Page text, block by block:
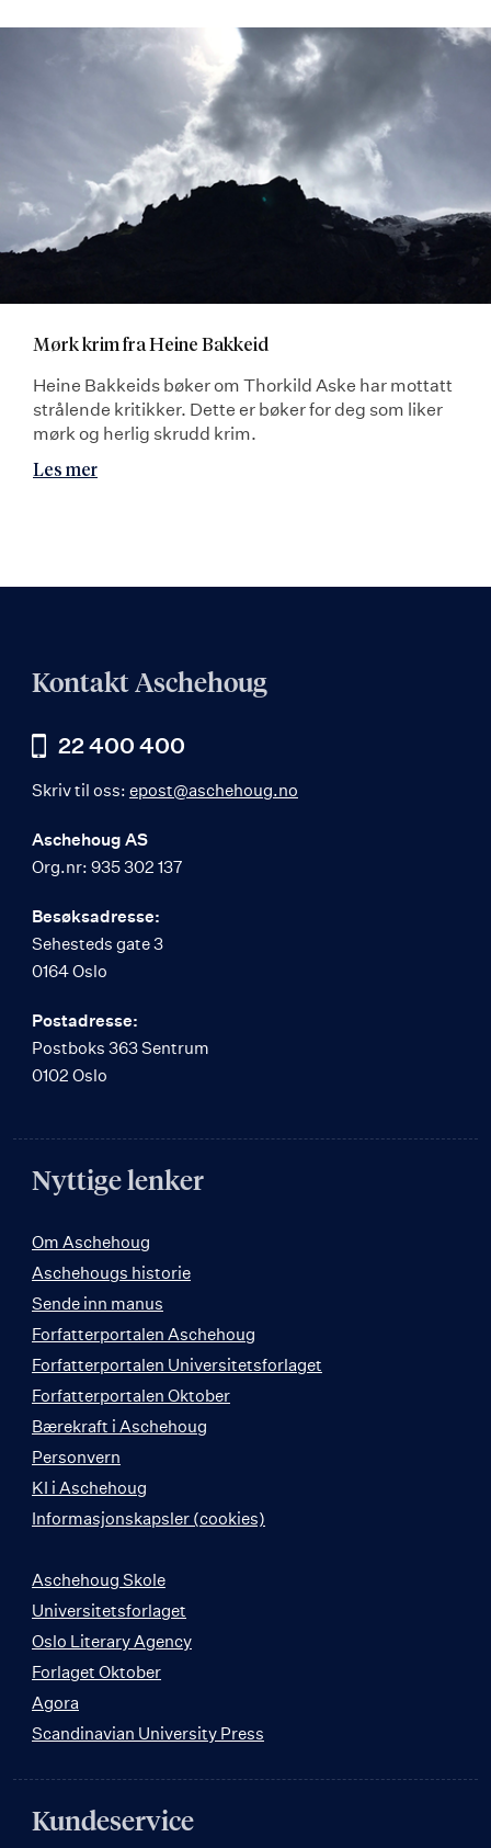
Mørk krim fra Heine Bakkeid
Heine Bakkeids bøker om Thorkild Aske har mottatt
strålende kritikker. Dette er bøker for deg som liker
mørk og herlig skrudd krim.
Les mer
Kontakt Aschehoug
22 400 400
Skriv til oss: epost@aschehoug.no
Aschehoug AS
Org.nr: 935 302 137
Besøksadresse:
Sehesteds gate 3
0164 Oslo
Postadresse:
Postboks 363 Sentrum
0102 Oslo
Nyttige lenker
Om Aschehoug
Aschehougs historie
Sende inn manus
Forfatterportalen Aschehoug
Forfatterportalen Universitetsforlaget
Forfatterportalen Oktober
Bærekraft i Aschehoug
Personvern
KI i Aschehoug
Informasjonskapsler (cookies)
Aschehoug Skole
Universitetsforlaget
Oslo Literary Agency
Forlaget Oktober
Agora
Scandinavian University Press
Kundeservice